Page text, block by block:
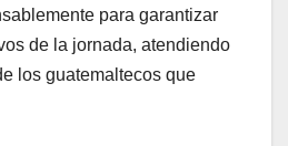
para garantizar
de la jornada, atendiendo
los guatemaltecos que